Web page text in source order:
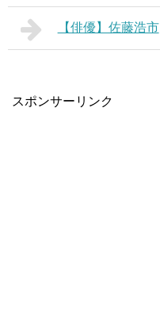
【俳優】佐藤浩市
スポンサーリンク